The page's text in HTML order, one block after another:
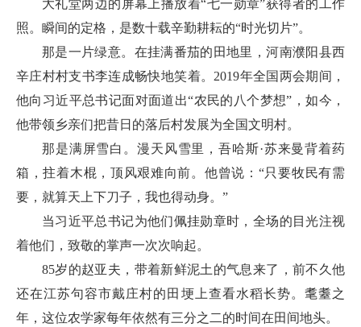
大礼堂两边的屏幕上播放着“七一勋章”获得者的工作
照。瞬间的定格，是数十载辛勤耕耘的“时光切片”。
那是一片绿意。在挂满番茄的田地里，河南濮阳县西
辛庄村村支书李连成畅快地笑着。2019年全国两会期间，
他向习近平总书记面对面道出“农民的八个梦想”，如今，
他带领乡亲们把昔日的落后村发展为全国文明村。
那是满屏雪白。漫天风雪里，吾哈斯·苏来曼背着药
箱，拄着木棍，顶风艰难向前。他曾说：“只要牧民有需
要，就算天上下刀子，我也得动身。”
当习近平总书记为他们佩挂勋章时，全场的目光注视
着他们，致敬的掌声一次次响起。
85岁的赵亚夫，带着新鲜泥土的气息来了，前不久他
还在江苏句容市戴庄村的田埂上查看水稻长势。耄耋之
年，这位农学家每年依然有三分之二的时间在田间地头。